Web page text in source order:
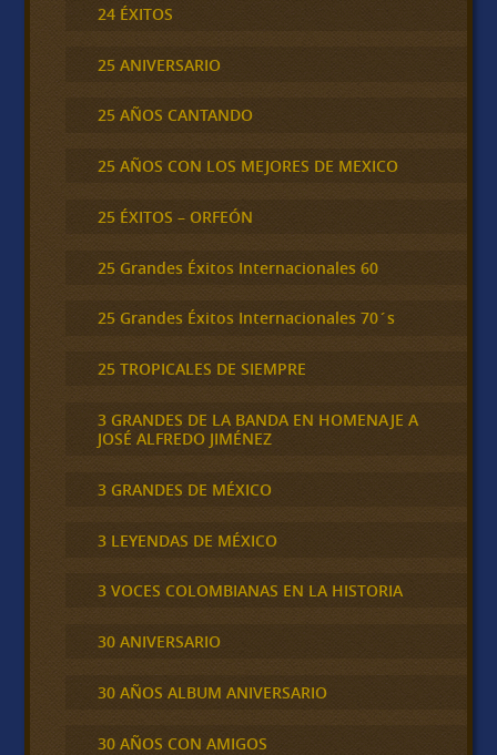
24 ÉXITOS
25 ANIVERSARIO
25 AÑOS CANTANDO
25 AÑOS CON LOS MEJORES DE MEXICO
25 ÉXITOS – ORFEÓN
25 Grandes Éxitos Internacionales 60
25 Grandes Éxitos Internacionales 70´s
25 TROPICALES DE SIEMPRE
3 GRANDES DE LA BANDA EN HOMENAJE A
JOSÉ ALFREDO JIMÉNEZ
3 GRANDES DE MÉXICO
3 LEYENDAS DE MÉXICO
3 VOCES COLOMBIANAS EN LA HISTORIA
30 ANIVERSARIO
30 AÑOS ALBUM ANIVERSARIO
30 AÑOS CON AMIGOS